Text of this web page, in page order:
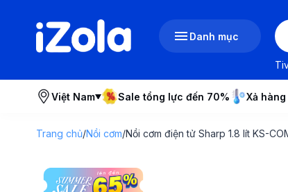
Danh mục
Việt Nam Sale tổng lực đến 70% Xả
Trang chủ/Nồi cơm/Nồi cơm điện tử Sharp 1.8 lít KS-